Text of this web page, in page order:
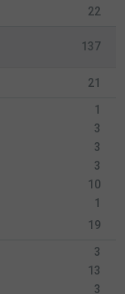
22
137
21
1
3
3
3
10
1
19
3
13
3